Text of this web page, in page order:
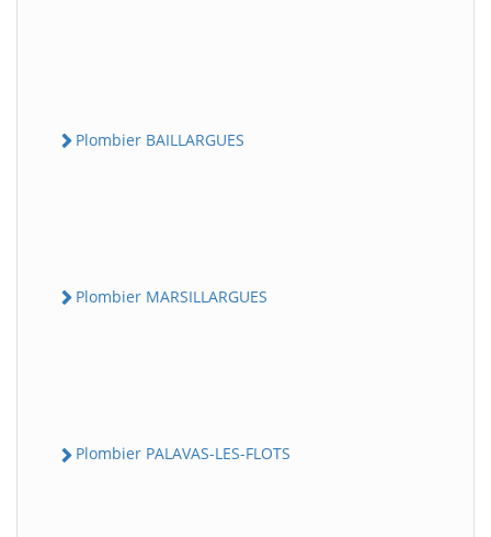
Plombier BAILLARGUES
Plombier MARSILLARGUES
Plombier PALAVAS-LES-FLOTS